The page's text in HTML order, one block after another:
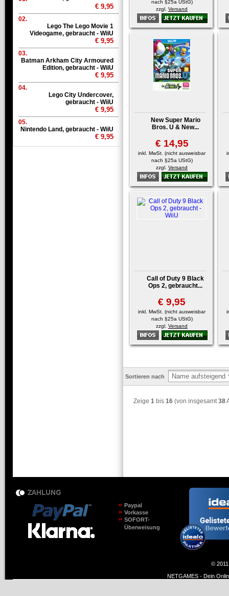
nach §25a UStG)
zzgl. Versand
New Super Mario
Bros. U & New...
€ 14,95
inkl. MwSt. (nicht ausweisbar
nach §25a UStG)
zzgl. Versand
Call of Duty 9 Black
Ops 2, gebraucht...
€ 9,95
inkl. MwSt. (nicht ausweisbar
nach §25a UStG)
zzgl. Versand
Sortieren nach
Zeige 1 bis 16 (von insgesamt38
€ 9,95
02.
Lego The Lego Movie 1
Videogame, gebraucht - WiiU
€ 9,95
03.
Batman Arkham City Armoured
Edition, gebraucht - WiiU
€ 9,95
04.
Lego City Undercover,
gebraucht - WiiU
€ 9,95
05.
Nintendo Land, gebraucht - WiiU
€ 9,95
Paypal
Vorkasse
SOFORT-
Überweisung
©
NETGAMES - Dein